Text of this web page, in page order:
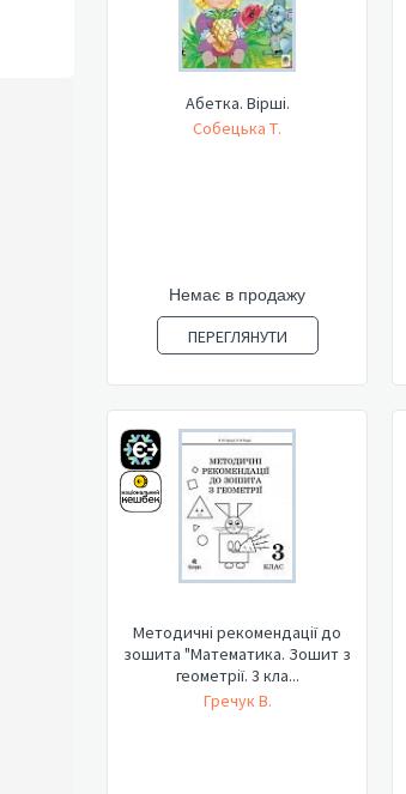
Абетка. Вірші.
Собецька Т.
Немає в продажу
ПЕРЕГЛЯНУТИ
Методичні рекомендації до
зошита "Математика. Зошит з
геометрії. 3 кла...
Гречук В.